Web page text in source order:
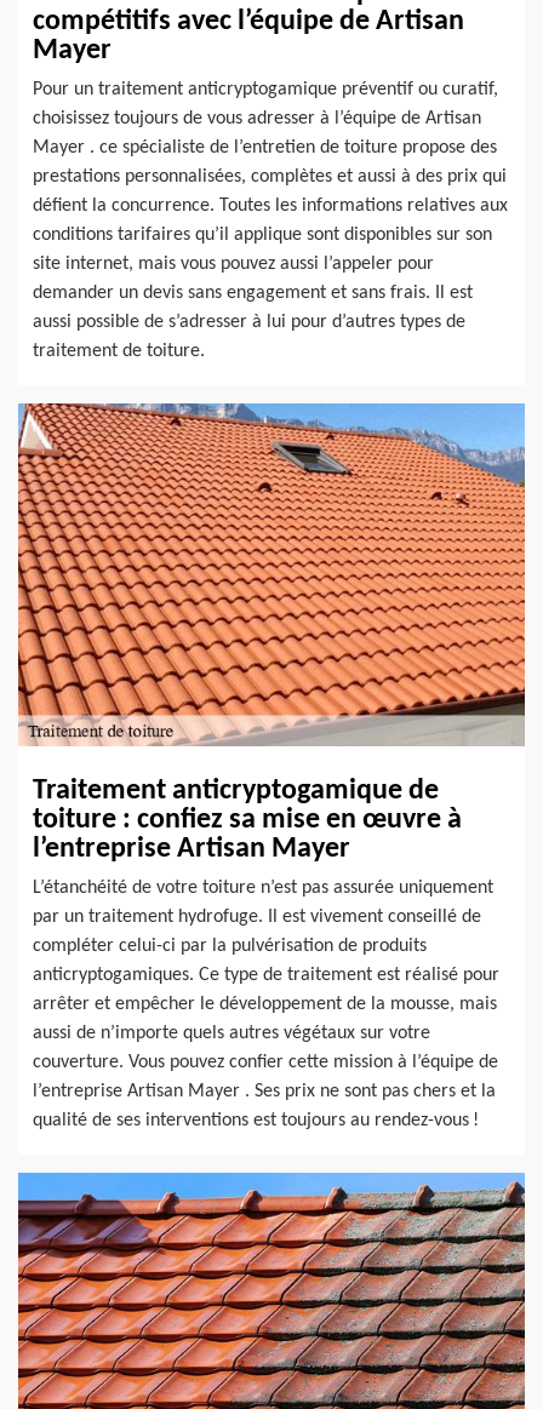
compétitifs avec l’équipe de Artisan
Mayer
Pour un traitement anticryptogamique préventif ou curatif,
choisissez toujours de vous adresser à l’équipe de Artisan
Mayer . ce spécialiste de l’entretien de toiture propose des
prestations personnalisées, complètes et aussi à des prix qui
défient la concurrence. Toutes les informations relatives aux
conditions tarifaires qu’il applique sont disponibles sur son
site internet, mais vous pouvez aussi l’appeler pour
demander un devis sans engagement et sans frais. Il est
aussi possible de s’adresser à lui pour d’autres types de
traitement de toiture.
Traitement anticryptogamique de
toiture : confiez sa mise en œuvre à
l’entreprise Artisan Mayer
L’étanchéité de votre toiture n’est pas assurée uniquement
par un traitement hydrofuge. Il est vivement conseillé de
compléter celui-ci par la pulvérisation de produits
anticryptogamiques. Ce type de traitement est réalisé pour
arrêter et empêcher le développement de la mousse, mais
aussi de n’importe quels autres végétaux sur votre
couverture. Vous pouvez confier cette mission à l’équipe de
l’entreprise Artisan Mayer . Ses prix ne sont pas chers et la
qualité de ses interventions est toujours au rendez-vous !